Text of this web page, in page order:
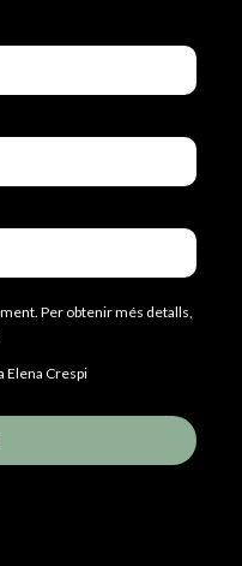
Per obtenir més detalls,
Elena Crespi